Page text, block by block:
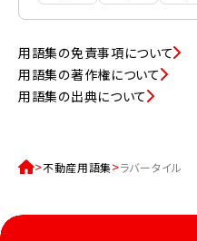
用語集の免責事項について
用語集の著作権について
用語集の出典について
不動産用語集 ラバータイル